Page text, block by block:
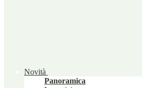
Novità
Panoramica